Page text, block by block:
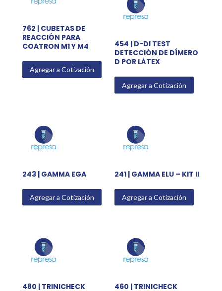
762 | CUBETAS DE
REACCIÓN PARA
COATRON M1 Y M4
Agregar a Cotización
454 | D-DI TEST
DETECCIÓN DE DÍMERO
D POR LÁTEX
Agregar a Cotización
243 | GAMMA EGA
Agregar a Cotización
241 | GAMMA ELU – KIT II
Agregar a Cotización
480 | TRINICHECK
460 | TRINICHECK